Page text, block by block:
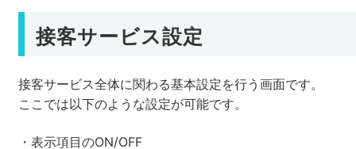
接客サービス設定
接客サービス全体に関わる基本設定を行う画面です。
ここでは以下のような設定が可能です。
・表示項目のON/OFF